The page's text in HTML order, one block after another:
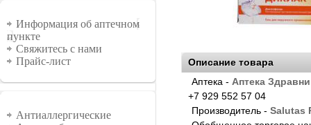
Информация
Информация об аптечном
пункте
Свяжитесь с нами
Прайс-лист
Группы
Антиаллергические
Описание товара
Аптека - Аптека
+7 929 552 57 04
Производитель - Salutas